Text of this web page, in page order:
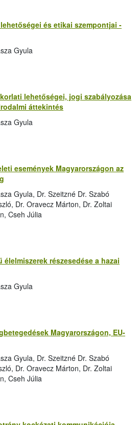
és etikai szempontjai -
Gyula
lehetőségei, jogi szabályozása
áttekintés
Gyula
események Magyarországon az
Gyula, Dr. Szeitzné Dr. Szabó
Dr. Oravecz Márton, Dr. Zoltai
Cseh Júlia
élelmiszerek részesedése a hazai
Gyula
Magyarországon, EU-
Gyula, Dr. Szeitzné Dr. Szabó
Dr. Oravecz Márton, Dr. Zoltai
Cseh Júlia